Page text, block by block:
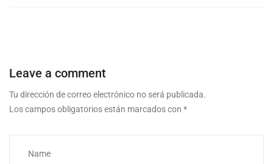
Leave a comment
Tu dirección de correo electrónico no será publicada.
Los campos obligatorios están marcados con *